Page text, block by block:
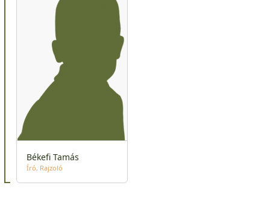
Békefi Tamás
Író Rajzoló